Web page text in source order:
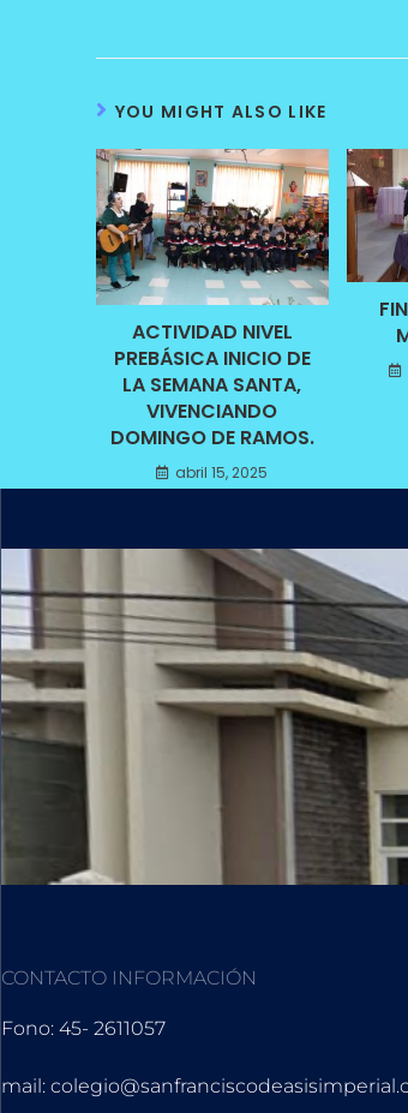
YOU MIGHT ALSO LIKE
ACTIVIDAD NIVEL
PREBÁSICA INICIO DE
LA SEMANA SANTA,
VIVENCIANDO
DOMINGO DE RAMOS.
abril 15, 2025
CONTACTO INFORMACIÓN
Fono: 45- 2611057
mail: